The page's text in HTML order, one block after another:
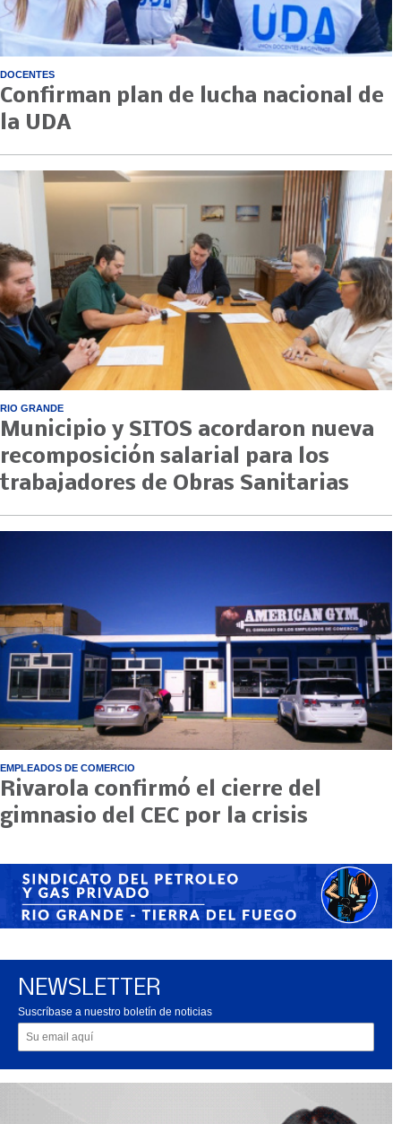
DOCENTES
Confirman plan de lucha nacional de
la UDA
RIO GRANDE
Municipio y SITOS acordaron nueva
recomposición salarial para los
trabajadores de Obras Sanitarias
EMPLEADOS DE COMERCIO
Rivarola confirmó el cierre del
gimnasio del CEC por la crisis
NEWSLETTER
Suscríbase a nuestro boletín de noticias